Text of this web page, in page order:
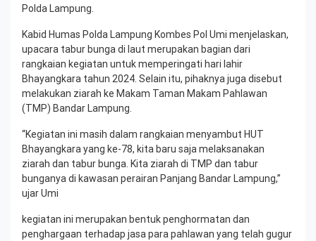
Polda Lampung.
Kabid Humas Polda Lampung Kombes Pol Umi menjelaskan,
upacara tabur bunga di laut merupakan bagian dari
rangkaian kegiatan untuk memperingati hari lahir
Bhayangkara tahun 2024. Selain itu, pihaknya juga disebut
melakukan ziarah ke Makam Taman Makam Pahlawan
(TMP) Bandar Lampung.
“Kegiatan ini masih dalam rangkaian menyambut HUT
Bhayangkara yang ke-78, kita baru saja melaksanakan
ziarah dan tabur bunga. Kita ziarah di TMP dan tabur
bunganya di kawasan perairan Panjang Bandar Lampung,”
ujar Umi
kegiatan ini merupakan bentuk penghormatan dan
penghargaan terhadap jasa para pahlawan yang telah gugur